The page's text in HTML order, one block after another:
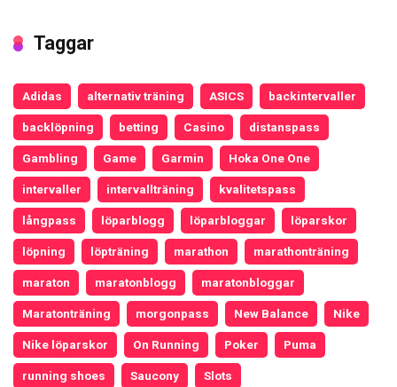
Taggar
Adidas alternativ träning ASICS backintervaller
backlöpning betting Casino distanspass
Gambling Game Garmin Hoka One One
intervaller intervallträning kvalitetspass
långpass löparblogg löparbloggar löparskor
löpning löpträning marathon marathonträning
maraton maratonblogg maratonbloggar
Maratonträning morgonpass New Balance Nike
Nike löparskor On Running Poker Puma
running shoes Saucony Slots